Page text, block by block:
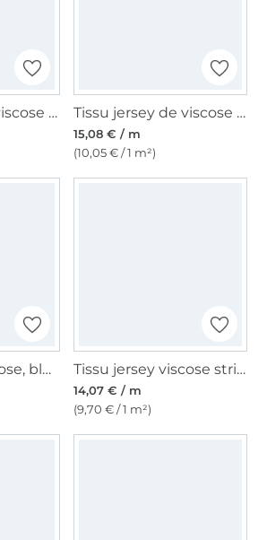
Tissu jersey de viscose Circles, noir Tissu jersey de viscose Faded Flowers, menthe
15,08 € / m
(10,05 € / 1 m²)
Tissu jersey viscose, bleu royal Tissu jersey viscose stripes, noir
14,07 € / m
(9,70 € / 1 m²)